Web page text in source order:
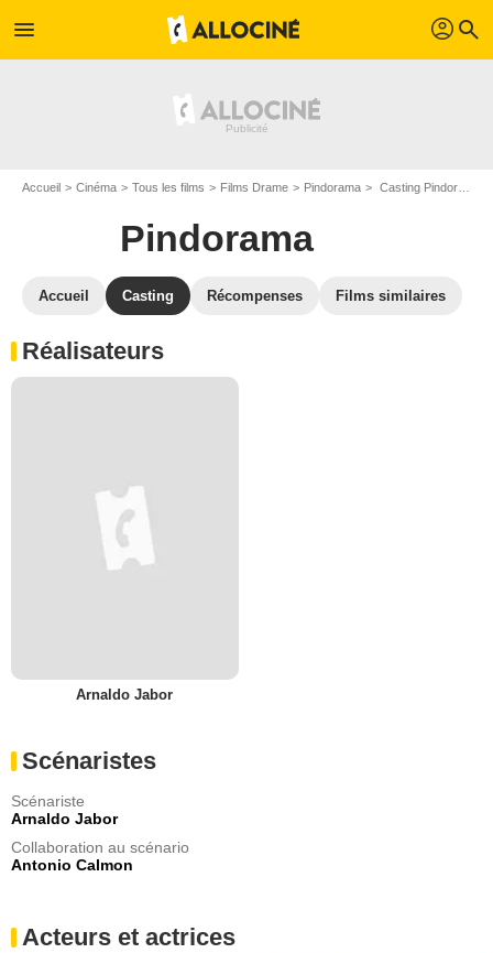
menu profil search
Accueil Cinéma Tous les films Films Drame Pindorama Casting Pindorama
Pindorama
Accueil Casting Récompenses Films similaires
Réalisateurs
Arnaldo Jabor
Scénaristes
Scénariste
Arnaldo Jabor
Collaboration au scénario
Antonio Calmon
Acteurs et actrices